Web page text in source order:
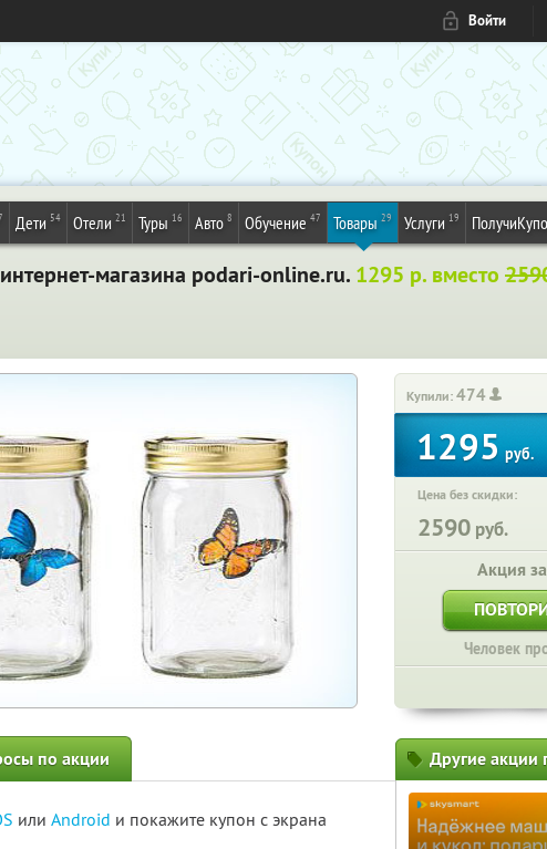
Войти
Дети 54 Отели 21 Туры 16 Авто 8 Обучение 47 Товары 29 Услуги 19
магазина podari-online.ru. 1295 р. вместо
Купили:474
1295руб.
Цена без скидки:
2590 руб.
Акция
Человек
по акции
или Android и покажите купон с экрана
Другие акции